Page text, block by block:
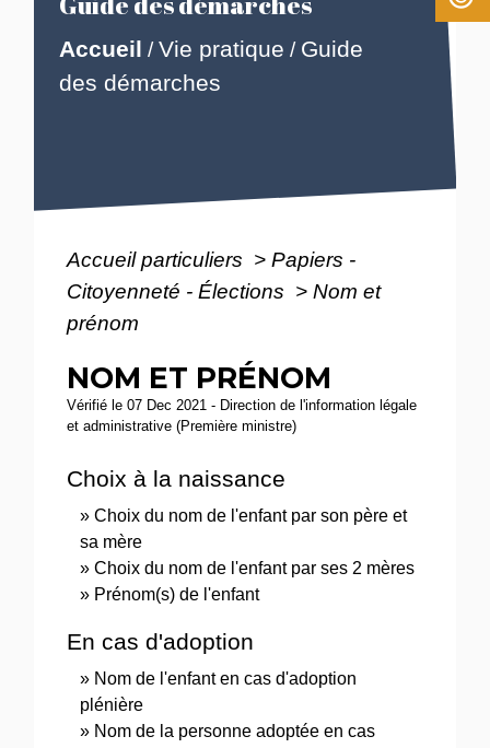
Accueil /Vie pratique / Guide
des démarches
Accueil particuliers > Papiers -
Citoyenneté - Élections > Nom et
prénom
NOM ET PRÉNOM
Vérifié le 07 Dec 2021 - Direction de l'information légale
et administrative (Première ministre)
Choix à la naissance
Choix du nom de l'enfant par son père et
sa mère
Choix du nom de l'enfant par ses 2 mères
Prénom(s) de l'enfant
En cas d'adoption
Nom de l'enfant en cas d'adoption
plénière
Nom de la personne adoptée en cas